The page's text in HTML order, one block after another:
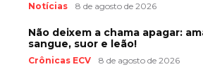
Notícias 8 de agosto de 2026
Não deixem a chama apagar:
sangue, suor e leão!
Crônicas ECV 8 de agosto de 2026